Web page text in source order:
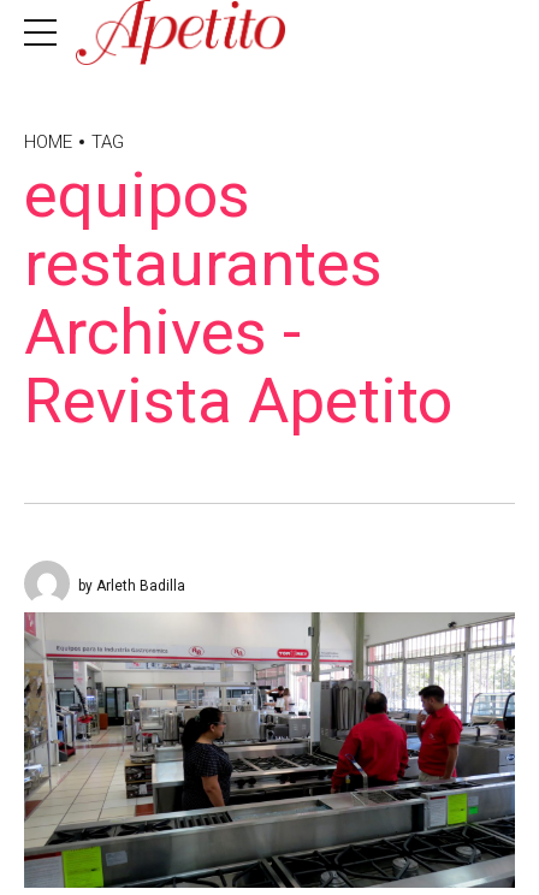
HOME TAG
equipos
restaurantes
Archives -
Revista Apetito
by Arleth Badilla